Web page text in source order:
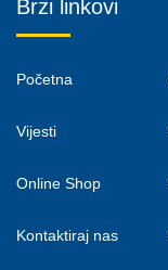
Brzi linkovi
Početna
Vijesti
Online Shop
Kontaktiraj nas